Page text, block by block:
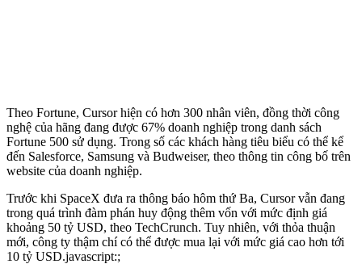
Theo Fortune, Cursor hiện có hơn 300 nhân viên, đồng thời công
nghệ của hãng đang được 67% doanh nghiệp trong danh sách
Fortune 500 sử dụng. Trong số các khách hàng tiêu biểu có thể kể
đến Salesforce, Samsung và Budweiser, theo thông tin công bố trên
website của doanh nghiệp.
Trước khi SpaceX đưa ra thông báo hôm thứ Ba, Cursor vẫn đang
trong quá trình đàm phán huy động thêm vốn với mức định giá
khoảng 50 tỷ USD, theo TechCrunch. Tuy nhiên, với thỏa thuận
mới, công ty thậm chí có thể được mua lại với mức giá cao hơn tới
10 tỷ USD.javascript:;